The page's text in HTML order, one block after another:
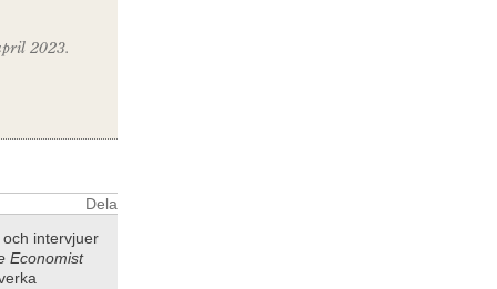
2023.
Dela
intervjuer
Economist